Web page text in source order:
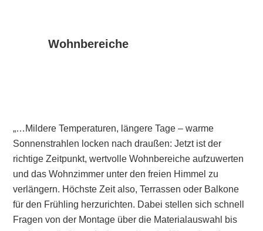
Wohnbereiche
„…Mildere Temperaturen, längere Tage – warme
Sonnenstrahlen locken nach draußen: Jetzt ist der
richtige Zeitpunkt, wertvolle Wohnbereiche aufzuwerten
und das Wohnzimmer unter den freien Himmel zu
verlängern. Höchste Zeit also, Terrassen oder Balkone
für den Frühling herzurichten. Dabei stellen sich schnell
Fragen von der Montage über die Materialauswahl bis